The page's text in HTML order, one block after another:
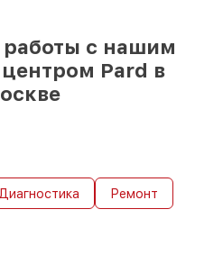
работы с нашим
Pard в
Диагностика Ремонт